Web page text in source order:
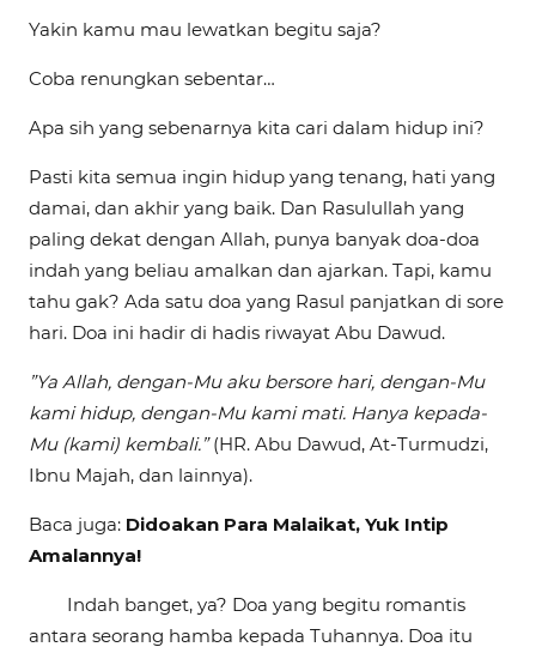
Yakin kamu mau lewatkan begitu saja?
Coba renungkan sebentar…
Apa sih yang sebenarnya kita cari dalam hidup ini?
Pasti kita semua ingin hidup yang tenang, hati yang
damai, dan akhir yang baik. Dan Rasulullah yang
paling dekat dengan Allah, punya banyak doa-doa
indah yang beliau amalkan dan ajarkan. Tapi, kamu
tahu gak? Ada satu doa yang Rasul panjatkan di sore
hari. Doa ini hadir di hadis riwayat Abu Dawud.
”Ya Allah, dengan-Mu aku bersore hari, dengan-Mu
kami hidup, dengan-Mu kami mati. Hanya kepada-
Mu (kami) kembali.”(HR. Abu Dawud, At-Turmudzi,
Ibnu Majah, dan lainnya).
Baca juga: Didoakan Para Malaikat, Yuk Intip
Amalannya!
Indah banget, ya? Doa yang begitu romantis
antara seorang hamba kepada Tuhannya. Doa itu